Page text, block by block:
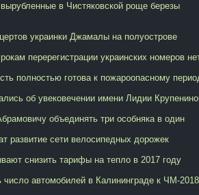
в Чистяковской роще березы
украинки Джамалы на полуострове
перерегистрации украинских номеров
полностью готова к пожароопасному
об увековечении имени Лидии
объединять три особняка в один
развитие сети велосипедных дорожек
снизить тарифы на тепло в 2017 году
число автомобилей в Калининграде к ЧМ-2018